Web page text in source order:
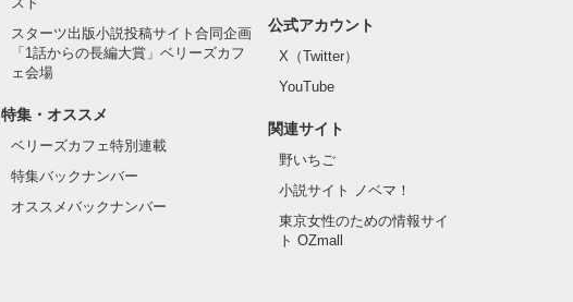
スターツ出版小説投稿サイト合同企画
「1話からの長編大賞」ベリーズカフ
ェ会場
特集・オススメ
ベリーズカフェ特別連載
特集バックナンバー
オススメバックナンバー
公式アカウント
X（Twitter）
YouTube
関連サイト
野いちご
小説サイト ノベマ！
東京女性のための情報サイ
ト OZmall